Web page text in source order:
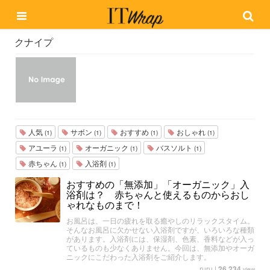
クナイプ
人気 (1) サボン (1) おすすめ (1) おしゃれ (1)
アユーラ (1) オーガニック (1) バスソルト (1)
赤ちゃん (1) 入浴剤 (1)
おすすめの「無添加」「オーガニック」入
浴剤は？ 赤ちゃんと使えるものからおし
ゃれなものまで！
お風呂は、一日の疲れを取る癒やしのリラックスタイム。
そんなお風呂に欠かせない入浴剤ですが、いろいろな種類
があります。入浴剤には、保湿剤、色素、香料などが入っ
ているものも少なくありません。今回は、無添加やオーガ
ニックにこだわった入浴剤をご紹介します。